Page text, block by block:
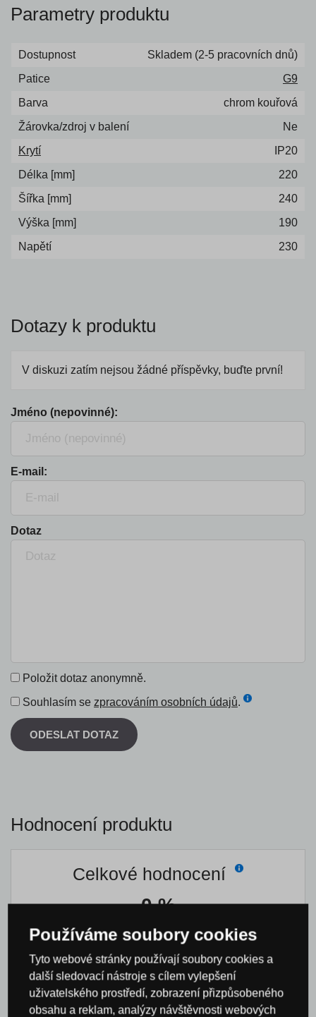
Parametry produktu
Dostupnost
Skladem (2-5 pracovních dnů)
Patice
G9
Barva
chrom kouřová
Žárovka/zdroj v balení
Ne
Krytí
IP20
Délka [mm]
220
Šířka [mm]
240
Výška [mm]
190
Napětí
230
Dotazy k produktu
V diskuzi zatím nejsou žádné příspěvky, buďte první!
Jméno (nepovinné):
E-mail:
Dotaz
Položit dotaz anonymně.
Souhlasím se zpracováním osobních údajů.
ODESLAT DOTAZ
Hodnocení produktu
Celkové hodnocení
0 %
Nikdozatím produkt nehodnotil
Používáme soubory cookies
Tyto webové stránky používají soubory cookies a
další sledovací nástroje s cílem vylepšení
uživatelského prostředí, zobrazení přizpůsobeného
obsahu a reklam, analýzy návštěvnosti webových